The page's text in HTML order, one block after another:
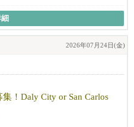
2026年07月24日(金)
！Daly City or San Carlos